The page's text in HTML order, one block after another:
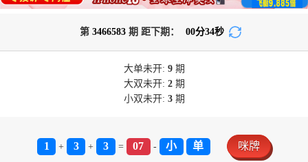
第 3466583期 距下期： 00分34秒
大单未开: 9期
大双未开: 2期
小双未开: 3期
1 + 3 + 3 = 07 - 小 单 咪牌